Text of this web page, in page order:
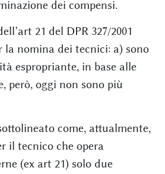
dei compensi.
21 del DPR 327/2001
la nomina dei tecnici: a) sono
espropriante, in base alle
però, oggi non sono più
come, attualmente,
il tecnico che opera
(ex art 21) solo due